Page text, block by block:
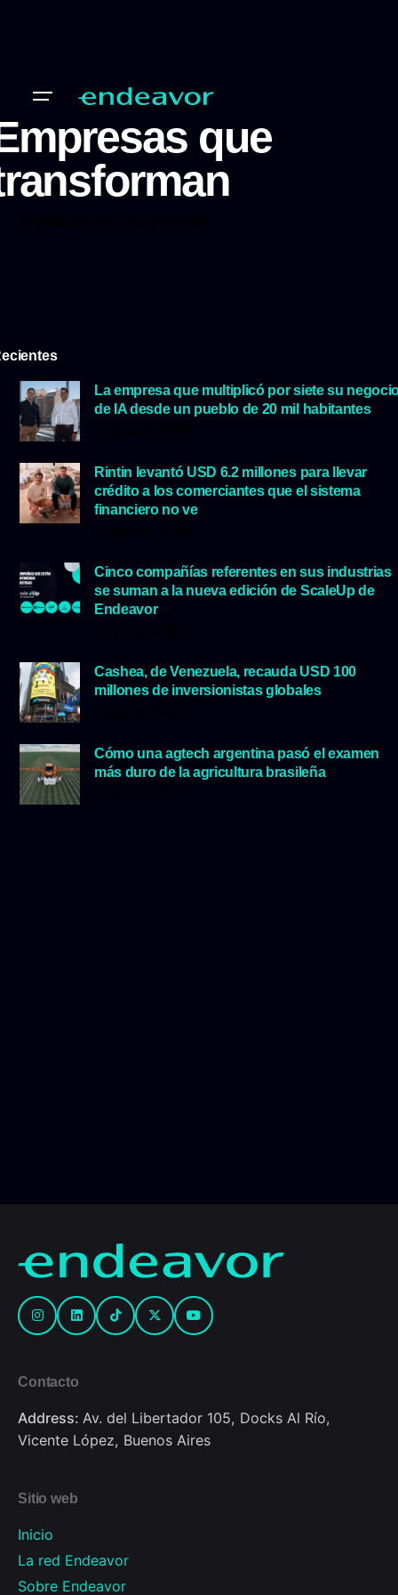
que
La empresa que multiplicó por siete su
de IA desde un pueblo de 20 mil habitantes
Rintin levantó USD 6.2 millones para llevar
crédito a los comerciantes que el sistema
financiero no ve
Cinco compañías referentes en sus industrias
se suman a la nueva edición de ScaleUp de
Endeavor
Cashea, de Venezuela, recauda USD 100
millones de inversionistas globales
Cómo una agtech argentina pasó el examen
más duro de la agricultura brasileña
Contacto
Address: Av. del Libertador 105, Docks Al Río,
Vicente López, Buenos Aires
Sitio web
Inicio
La red Endeavor
Sobre Endeavor